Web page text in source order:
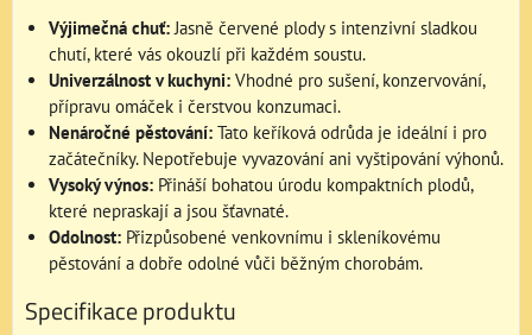
Výjimečná chuť:Jasně červené plody s intenzivní sladkou
chutí, které vás okouzlí při každém soustu.
Univerzálnost v kuchyni: Vhodné pro sušení, konzervování,
přípravu omáček i čerstvou konzumaci.
Nenáročné pěstování: Tato keříková odrůda je ideální i pro
začátečníky. Nepotřebuje vyvazování ani vyštipování výhonů.
Vysoký výnos: Přináší bohatou úrodu kompaktních plodů,
které nepraskají a jsou šťavnaté.
Odolnost: Přizpůsobené venkovnímu i skleníkovému
pěstování a dobře odolné vůči běžným chorobám.
Specifikace produktu